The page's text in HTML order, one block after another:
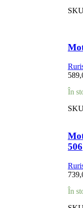
În
506
În